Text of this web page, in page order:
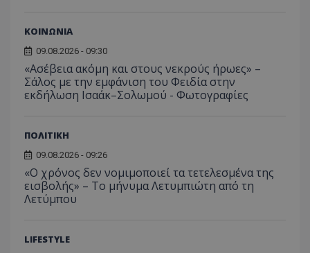
ΚΟΙΝΩΝΙΑ
09.08.2026 - 09:30
«Ασέβεια ακόμη και στους νεκρούς ήρωες» –
Σάλος με την εμφάνιση του Φειδία στην
εκδήλωση Ισαάκ–Σολωμού - Φωτογραφίες
ΠΟΛΙΤΙΚΗ
09.08.2026 - 09:26
«Ο χρόνος δεν νομιμοποιεί τα τετελεσμένα της
εισβολής» – Το μήνυμα Λετυμπιώτη από τη
Λετύμπου
LIFESTYLE